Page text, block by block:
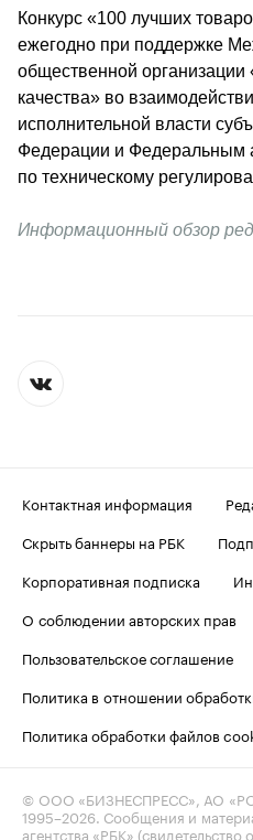
Конкурс «100 лучших
ежегодно при поддержке
общественной
качества» во
исполнительной власти
Федерации и Федеральным
по техническому
Информационный обзор
Контактная информация
Скрыть баннеры на РБК
Корпоративная подписка
О соблюдении авторских прав
Пользовательское соглашение
Политика в отношении
Политика обработки файлов
© ООО «БИЗНЕСПРЕСС», АО
1995–2026 . Сообщения и
агентства «РБК» (свидетельство